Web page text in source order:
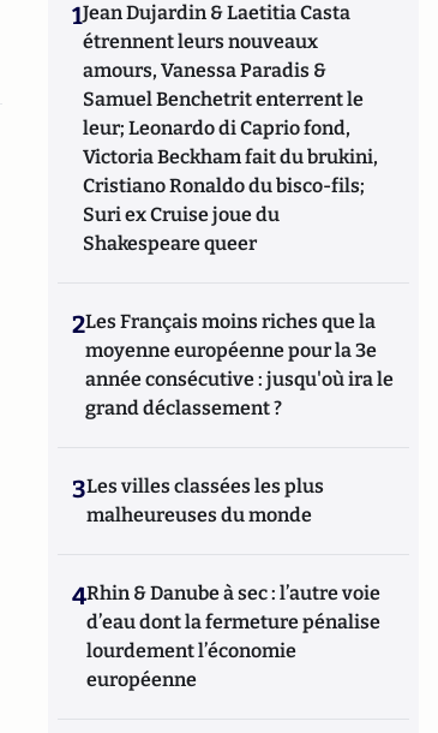
1Jean Dujardin & Laetitia Casta
étrennent leurs nouveaux
amours, Vanessa Paradis &
Samuel Benchetrit enterrent le
leur; Leonardo di Caprio fond,
Victoria Beckham fait du brukini,
Cristiano Ronaldo du bisco-fils;
Suri ex Cruise joue du
Shakespeare queer
2Les Français moins riches que la
moyenne européenne pour la 3e
année consécutive : jusqu'où ira le
grand déclassement ?
3Les villes classées les plus
malheureuses du monde
4Rhin & Danube à sec : l’autre voie
d’eau dont la fermeture pénalise
lourdement l’économie
européenne